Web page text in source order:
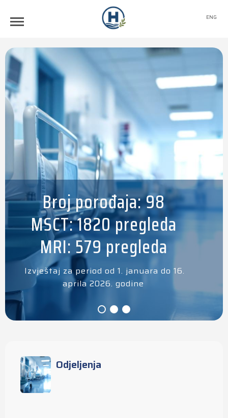
ENG
Broj porođaja: 98
MSCT: 1820 pregleda
MRI: 579 pregleda
Izvještaj za period od 1. januara do 16.
aprila 2026. godine
Odjeljenja